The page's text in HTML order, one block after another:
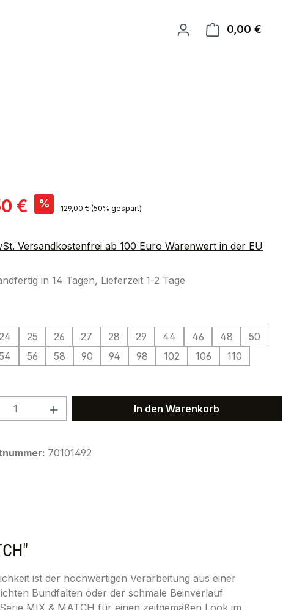
0,00 €
€ % Regulärer Preis:
129,00 € (50% gespart)
Versandkostenfrei ab 100 Euro Warenwert in der EU
in 14 Tagen, Lieferzeit 1-2 Tage
25 26 27 28 29 44 46 48
50
56 58 90 94 98 102 106
110
Anzahl: Gib den gewünschten Wert
In den Warenkorb
70101492
ist der hochwertigen Verarbeitung aus einer
Bundfalten oder der schmale Beinverlauf
MIX & MATCH für einen zeitgemäßen Look im